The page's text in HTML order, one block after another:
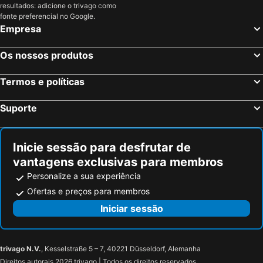
Saumur, Pays da Loire Hotéis
Nice, Provença-Alpes-Costa Azul Hotéis
Estrasburgo, Alsácia Hotéis
Bordéus, Aquitânia Hotéis
Colmar, Alsácia Hotéis
resultados: adicione o trivago como
fonte preferencial no Google.
Empresa
Os nossos produtos
Termos e políticas
Suporte
Inicie sessão para desfrutar de
vantagens exclusivas para membros
Personalize a sua experiência
Ofertas e preços para membros
Iniciar sessão
trivago N.V., Kesselstraße 5 – 7, 40221 Düsseldorf, Alemanha